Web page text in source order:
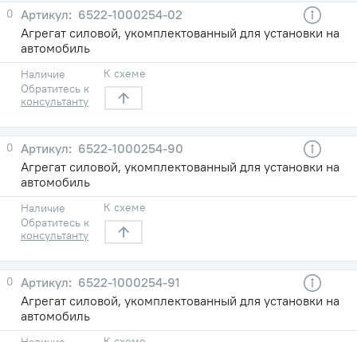
0
6522-1000254-02
Агрегат силовой, укомплектованный для установки на
автомобиль
Наличие
Обратитесь к
консультанту
К схеме
0
6522-1000254-90
Агрегат силовой, укомплектованный для установки на
автомобиль
Наличие
Обратитесь к
консультанту
К схеме
0
6522-1000254-91
Агрегат силовой, укомплектованный для установки на
автомобиль